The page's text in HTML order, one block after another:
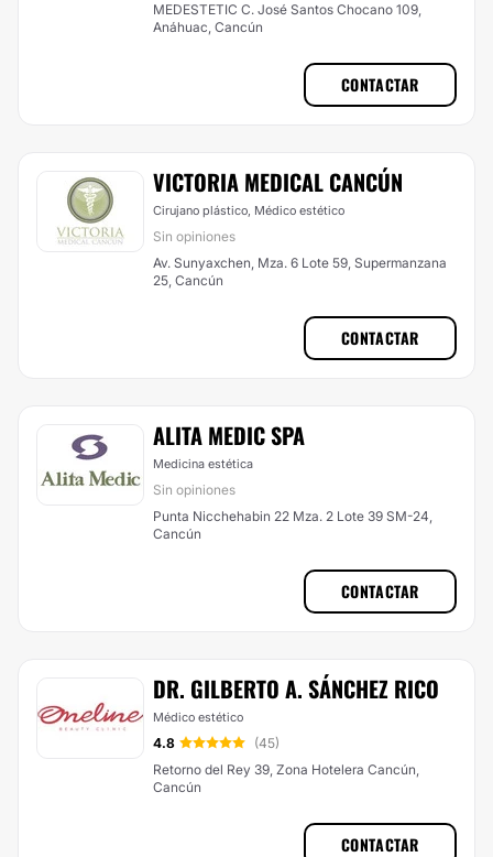
MEDESTETIC C. José Santos Chocano 109,
Anáhuac, Cancún
CONTACTAR
VICTORIA MEDICAL CANCÚN
Cirujano plástico, Médico estético
Sin opiniones
Av. Sunyaxchen, Mza. 6 Lote 59, Supermanzana
25, Cancún
CONTACTAR
ALITA MEDIC SPA
Medicina estética
Sin opiniones
Punta Nicchehabin 22 Mza. 2 Lote 39 SM-24,
Cancún
CONTACTAR
DR. GILBERTO A. SÁNCHEZ RICO
Médico estético
4.8
(45)
Retorno del Rey 39, Zona Hotelera Cancún,
Cancún
CONTACTAR